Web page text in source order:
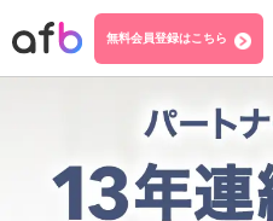
無料会員登録はこちら